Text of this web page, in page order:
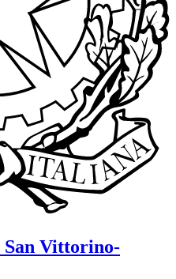
San Vittorino-